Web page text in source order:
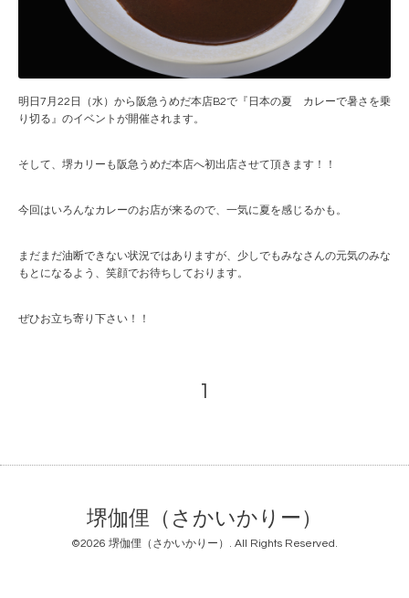
明日7月22日（水）から阪急うめだ本店B2で『日本の夏 カレーで暑さを乗
り切る』のイベントが開催されます。
そして、堺カリーも阪急うめだ本店へ初出店させて頂きます！！
今回はいろんなカレーのお店が来るので、一気に夏を感じるかも。
まだまだ油断できない状況ではありますが、少しでもみなさんの元気のみな
もとになるよう、笑顔でお待ちしております。
ぜひお立ち寄り下さい！！
1
堺伽俚（さかいかりー）
©2026 堺伽俚（さかいかりー） . All Rights Reserved.